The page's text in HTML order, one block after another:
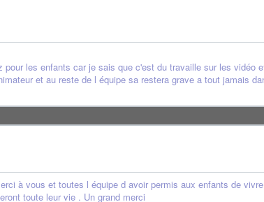
les enfants car je sais que c'est du travaille sur les vidéo
et au reste de l équipe sa restera grave a tout jamais
à vous et toutes l équipe d avoir permis aux enfants de
toute leur vie . Un grand merci